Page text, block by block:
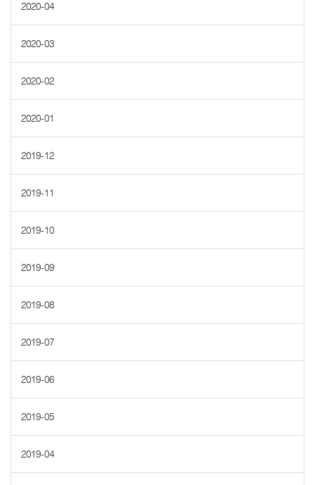
2020-04
2020-03
2020-02
2020-01
2019-12
2019-11
2019-10
2019-09
2019-08
2019-07
2019-06
2019-05
2019-04